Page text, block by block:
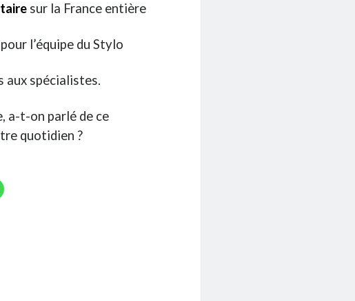
sur la France entière
l’équipe du Stylo
aux spécialistes.
a-t-on parlé de ce
quotidien ?